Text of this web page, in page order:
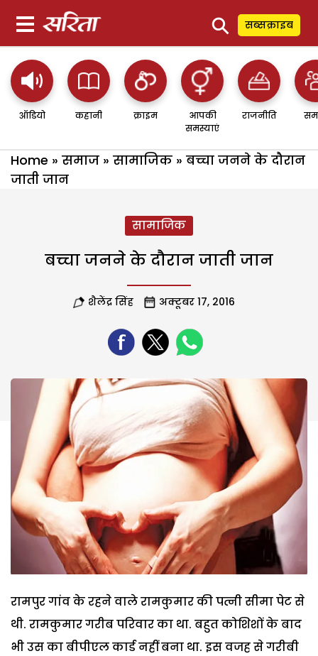
⚲ सब्सक्राइब
ऑडियो कहानी क्राइम
आपकी
समस्याएं
राजनीति
Home » समाज » सामाजिक » बच्चा जनने के दौरान
जाती जान
सामाजिक
बच्चा जनने के दौरान जाती जान
शैलेंद्र सिंह अक्टूबर 17, 2016
रामपुर गांव के रहने वाले रामकुमार की पत्नी सीमा पेट से
थी. रामकुमार गरीब परिवार का था. बहुत कोशिशों के बाद
भी उस का बीपीएल कार्ड नहीं बना था. इस वजह से गरीबी